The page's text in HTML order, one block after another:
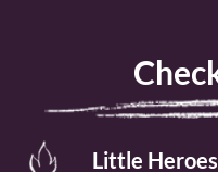
Little Heroes